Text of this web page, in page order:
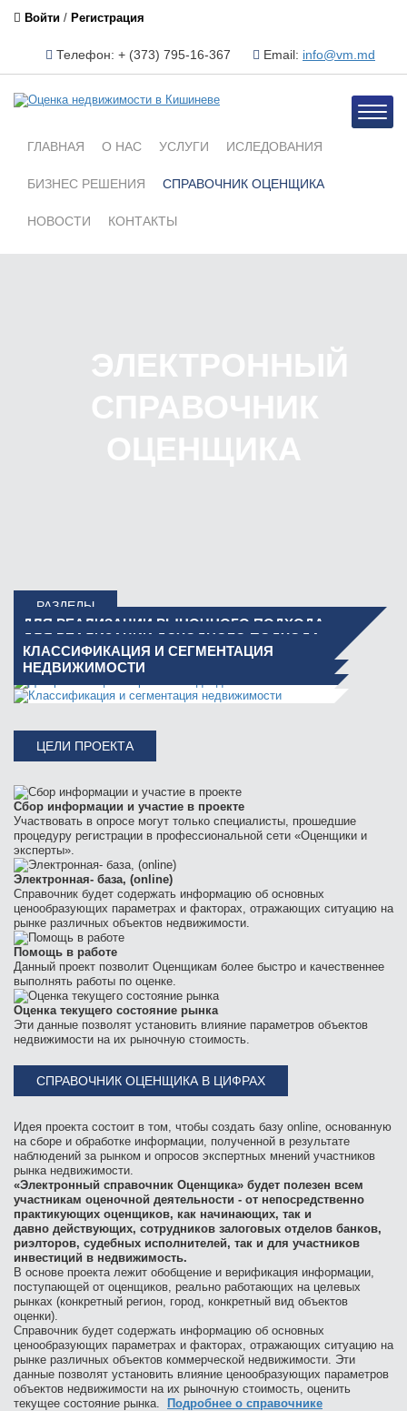
Войти / Регистрация
Телефон: + (373) 795-16-367 Email: info@vm.md
Toggle
ГЛАВНАЯ О НАС УСЛУГИ ИСЛЕДОВАНИЯ
БИЗНЕС РЕШЕНИЯ СПРАВОЧНИК ОЦЕНЩИКА
НОВОСТИ КОНТАКТЫ
ЭЛЕКТРОННЫЙ
СПРАВОЧНИК
ОЦЕНЩИКА
РАЗДЕЛЫ
ДЛЯ РЕАЛИЗАЦИИ РЫНОЧНОГО ПОДХОДА
ДЛЯ РЕАЛИЗАЦИИ ДОХОДНОГО ПОДХОДА
ДЛЯ РЕАЛИЗАЦИИ ЗАТРАТНОГО ПОДХОДА
КЛАССИФИКАЦИЯ И СЕГМЕНТАЦИЯ
НЕДВИЖИМОСТИ
ЦЕЛИ ПРОЕКТА
Сбор информации и участие в проекте
Участвовать в опросе могут только специалисты, прошедшие
процедуру регистрации в профессиональной сети «Оценщики и
эксперты».
Электронная- база, (online)
Справочник будет содержать информацию об основных
ценообразующих параметрах и факторах, отражающих ситуацию на
рынке различных объектов недвижимости.
Помощь в работе
Данный проект позволит Оценщикам более быстро и качественнее
выполнять работы по оценке.
Оценка текущего состояние рынка
Эти данные позволят установить влияние параметров объектов
недвижимости на их рыночную стоимость.
СПРАВОЧНИК ОЦЕНЩИКА В ЦИФРАХ
Идея проекта состоит в том, чтобы создать базу online, основанную
на сборе и обработке информации, полученной в результате
наблюдений за рынком и опросов экспертных мнений участников
рынка недвижимости.
«Электронный справочник Оценщика» будет полезен всем
участникам оценочной деятельности - от непосредственно
практикующих оценщиков, как начинающих, так и
давно действующих, сотрудников залоговых отделов банков,
риэлторов, судебных исполнителей, так и для участников
инвестиций в недвижимость.
В основе проекта лежит обобщение и верификация информации,
поступающей от оценщиков, реально работающих на целевых
рынках (конкретный регион, город, конкретный вид объектов
оценки).
Справочник будет содержать информацию об основных
ценообразующих параметрах и факторах, отражающих ситуацию на
рынке различных объектов коммерческой недвижимости. Эти
данные позволят установить влияние ценообразующих параметров
объектов недвижимости на их рыночную стоимость, оценить
текущее состояние рынка.
Подробнее о справочнике